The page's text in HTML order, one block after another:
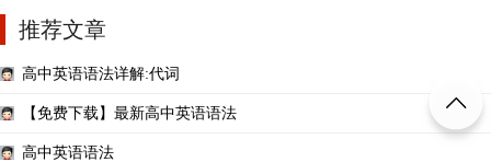
推荐文章
高中英语语法详解:代词
【免费下载】最新高中英语语法
高中英语语法